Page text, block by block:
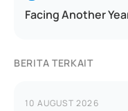
Facing Another
BERITA TERKAIT
10 AUGUST 2026